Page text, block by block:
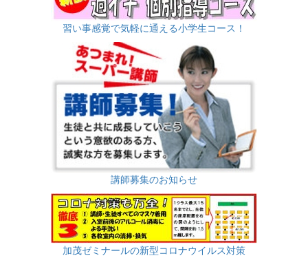
習い事感覚で気軽に通える小学生コース！
講師募集のお知らせ
加茂ゼミナールの新型コロナウイルス対策